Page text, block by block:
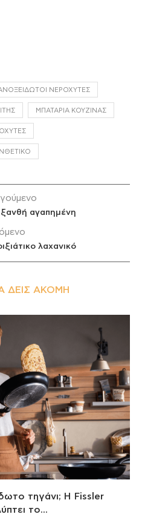
ΝΕΡΟΧΎΤΕΣ
ΜΠΑΤΑΡΊΑ ΚΟΥΖΊΝΑΣ
ξανθή αγαπημένη
λαχανικό
ΔΕΙΣ ΑΚΌΜΗ
τηγάνι; Η Fissler
το...